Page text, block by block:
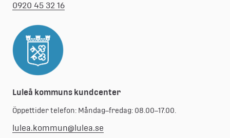
0920 45 32 16
Luleå kommuns kundcenter
Öppettider telefon: Måndag–fredag: 08.00–17.00.
lulea.kommun@lulea.se